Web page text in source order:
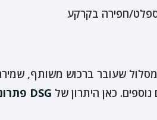
חפירה בקרקע
מסלול שעובר ברכוש משותף,
כאן היתרון של DSG פתרונות טעינה